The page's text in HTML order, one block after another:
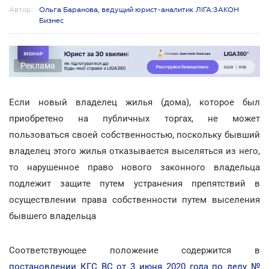
Автор:
Ольга Баранова, ведущий юрист-аналитик ЛІГА:ЗАКОН
Бизнес
Реклама
Если новый владелец жилья (дома), которое был
приобретено на публичных торгах, не может
пользоваться своей собственностью, поскольку бывший
владелец этого жилья отказывается выселяться из него,
то нарушенное право нового законного владельца
подлежит защите путем устранения препятствий в
осуществлении права собственности путем выселения
бывшего владельца
Соответствующее положение содержится в
постановлении КГС ВС от 3 июня 2020 года по делу №